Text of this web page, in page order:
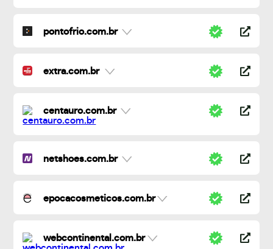
pontofrio.com.br
extra.com.br
centauro.com.br
netshoes.com.br
epocacosmeticos.com.br
webcontinental.com.br